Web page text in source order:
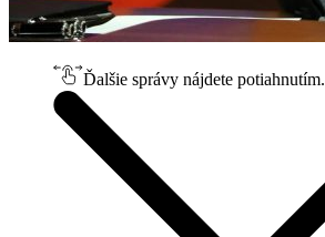
Ďalšie správy nájdete potiahnutím.